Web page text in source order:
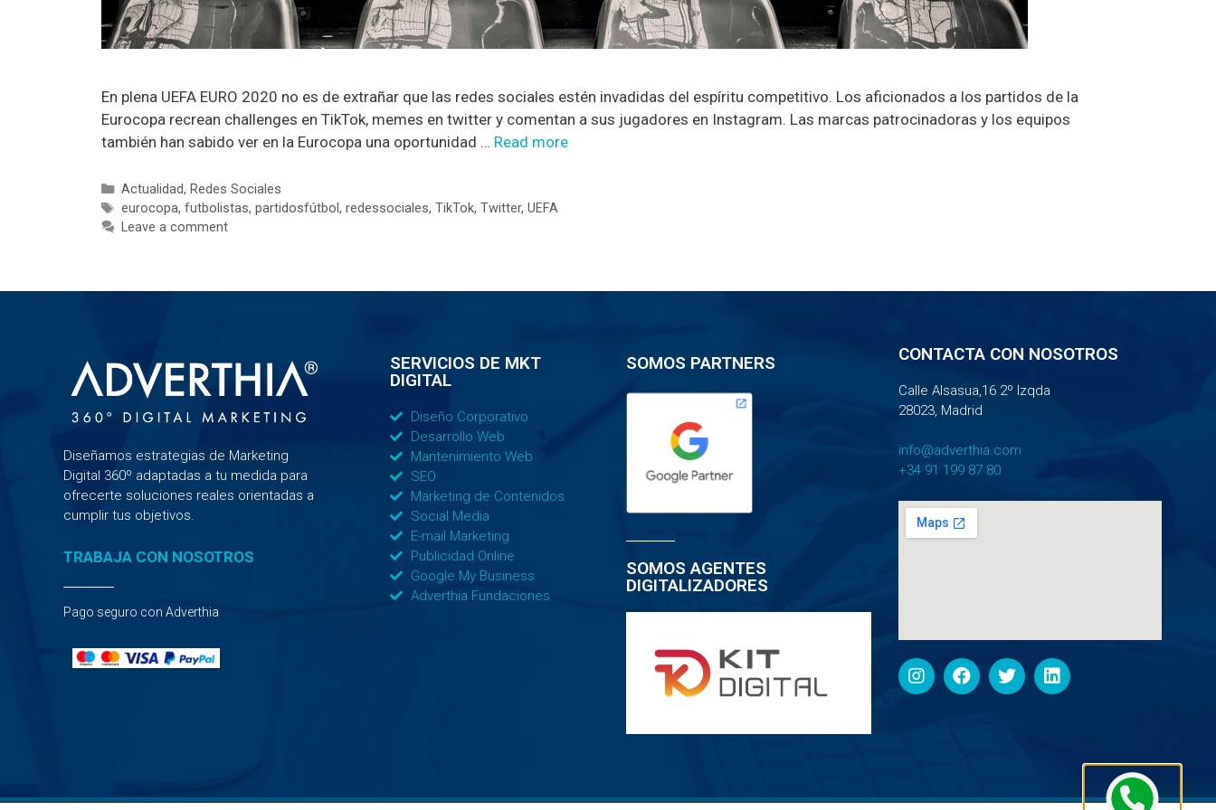
En plena UEFA EURO 2020 no es de extrañar que las redes sociales estén invadidas del espíritu competitivo. Los aficionados a los partidos de la
Eurocopa recrean challenges en TikTok, memes en twitter y comentan a sus jugadores en Instagram. Las marcas patrocinadoras y los equipos
también han sabido ver en la Eurocopa una oportunidad … Read more
Actualidad, Redes Sociales
eurocopa, futbolistas, partidosfútbol , redessociales, TikTok, Twitter, UEFA
Leave a comment
Diseñamos estrategias de Marketing
Digital 360º adaptadas a tu medida para
ofrecerte soluciones reales orientadas a
cumplir tus objetivos.
TRABAJA CON NOSOTROS
Pago seguro con Adverthia
SERVICIOS DE MKT
DIGITAL
Diseño Corporativo
Desarrollo Web
Mantenimiento Web
SEO
Marketing de Contenidos
Social Media
E-mail Marketing
Publicidad Online
Google My Business
Adverthia Fundaciones
SOMOS PARTNERS
SOMOS AGENTES
DIGITALIZADORES
CONTACTA CON NOSOTROS
Calle Alsasua,16 2º Izqda
28023, Madrid
info@adverthia.com
+34 91 199 87 80